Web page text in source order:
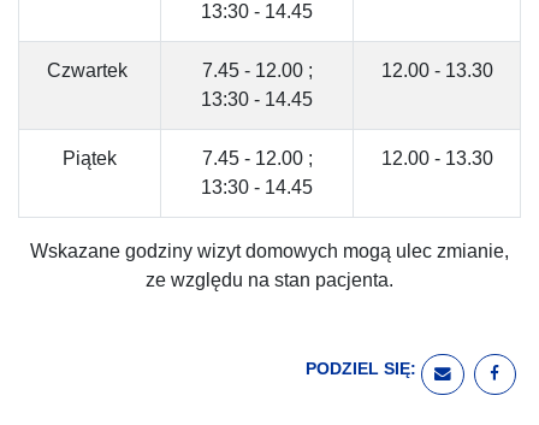
13:30 - 14.45
Czwartek
7.45 - 12.00 ;
13:30 - 14.45
12.00 - 13.30
Piątek
7.45 - 12.00 ;
13:30 - 14.45
12.00 - 13.30
Wskazane godziny wizyt domowych mogą ulec zmianie,
ze względu na stan pacjenta.
PODZIEL SIĘ:
WYŚLIJ